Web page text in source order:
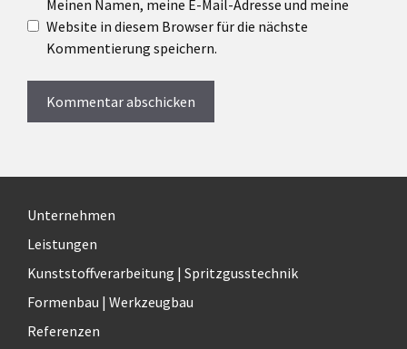
Meinen Namen, meine E-Mail-Adresse und meine
Website in diesem Browser für die nächste
Kommentierung speichern.
e
n
a
t
v
Unternehmen
Leistungen
Kunststoffverarbeitung | Spritzgusstechnik
Formenbau | Werkzeugbau
Referenzen